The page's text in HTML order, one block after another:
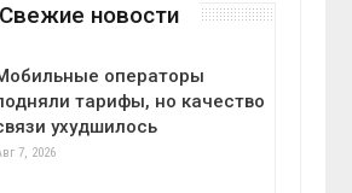
Свежие новости
операторы
тарифы, но качество
ухудшилось
7, 2026